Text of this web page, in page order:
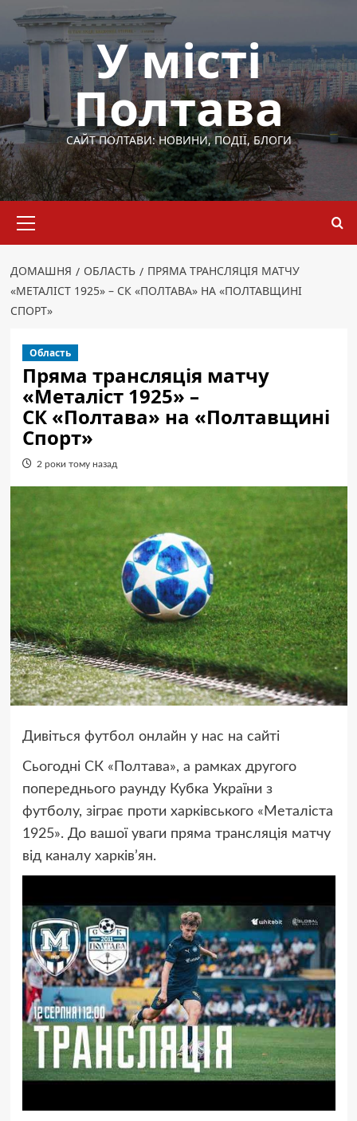
Перейти
вмісту
У місті
Полтава
САЙТ ПОЛТАВИ: НОВИНИ, ПОДІЇ, БЛОГИ
меню
ДОМАШНЯ ОБЛАСТЬ
ПРЯМА ТРАНСЛЯЦІЯ МАТЧУ
«МЕТАЛІСТ 1925» – СК «ПОЛТАВА» НА «ПОЛТАВЩИНІ
СПОРТ»
Область
Пряма трансляція матчу
«Металіст 1925» –
СК «Полтава» на «Полтавщині
Спорт»
2 роки тому назад
Дивіться футбол онлайн у нас на сайті
Сьогодні СК «Полтава», а рамках другого
попереднього раунду Кубка України з
футболу, зіграє проти харківського «Металіста
1925». До вашої уваги пряма трансляція матчу
від каналу харків’ян.